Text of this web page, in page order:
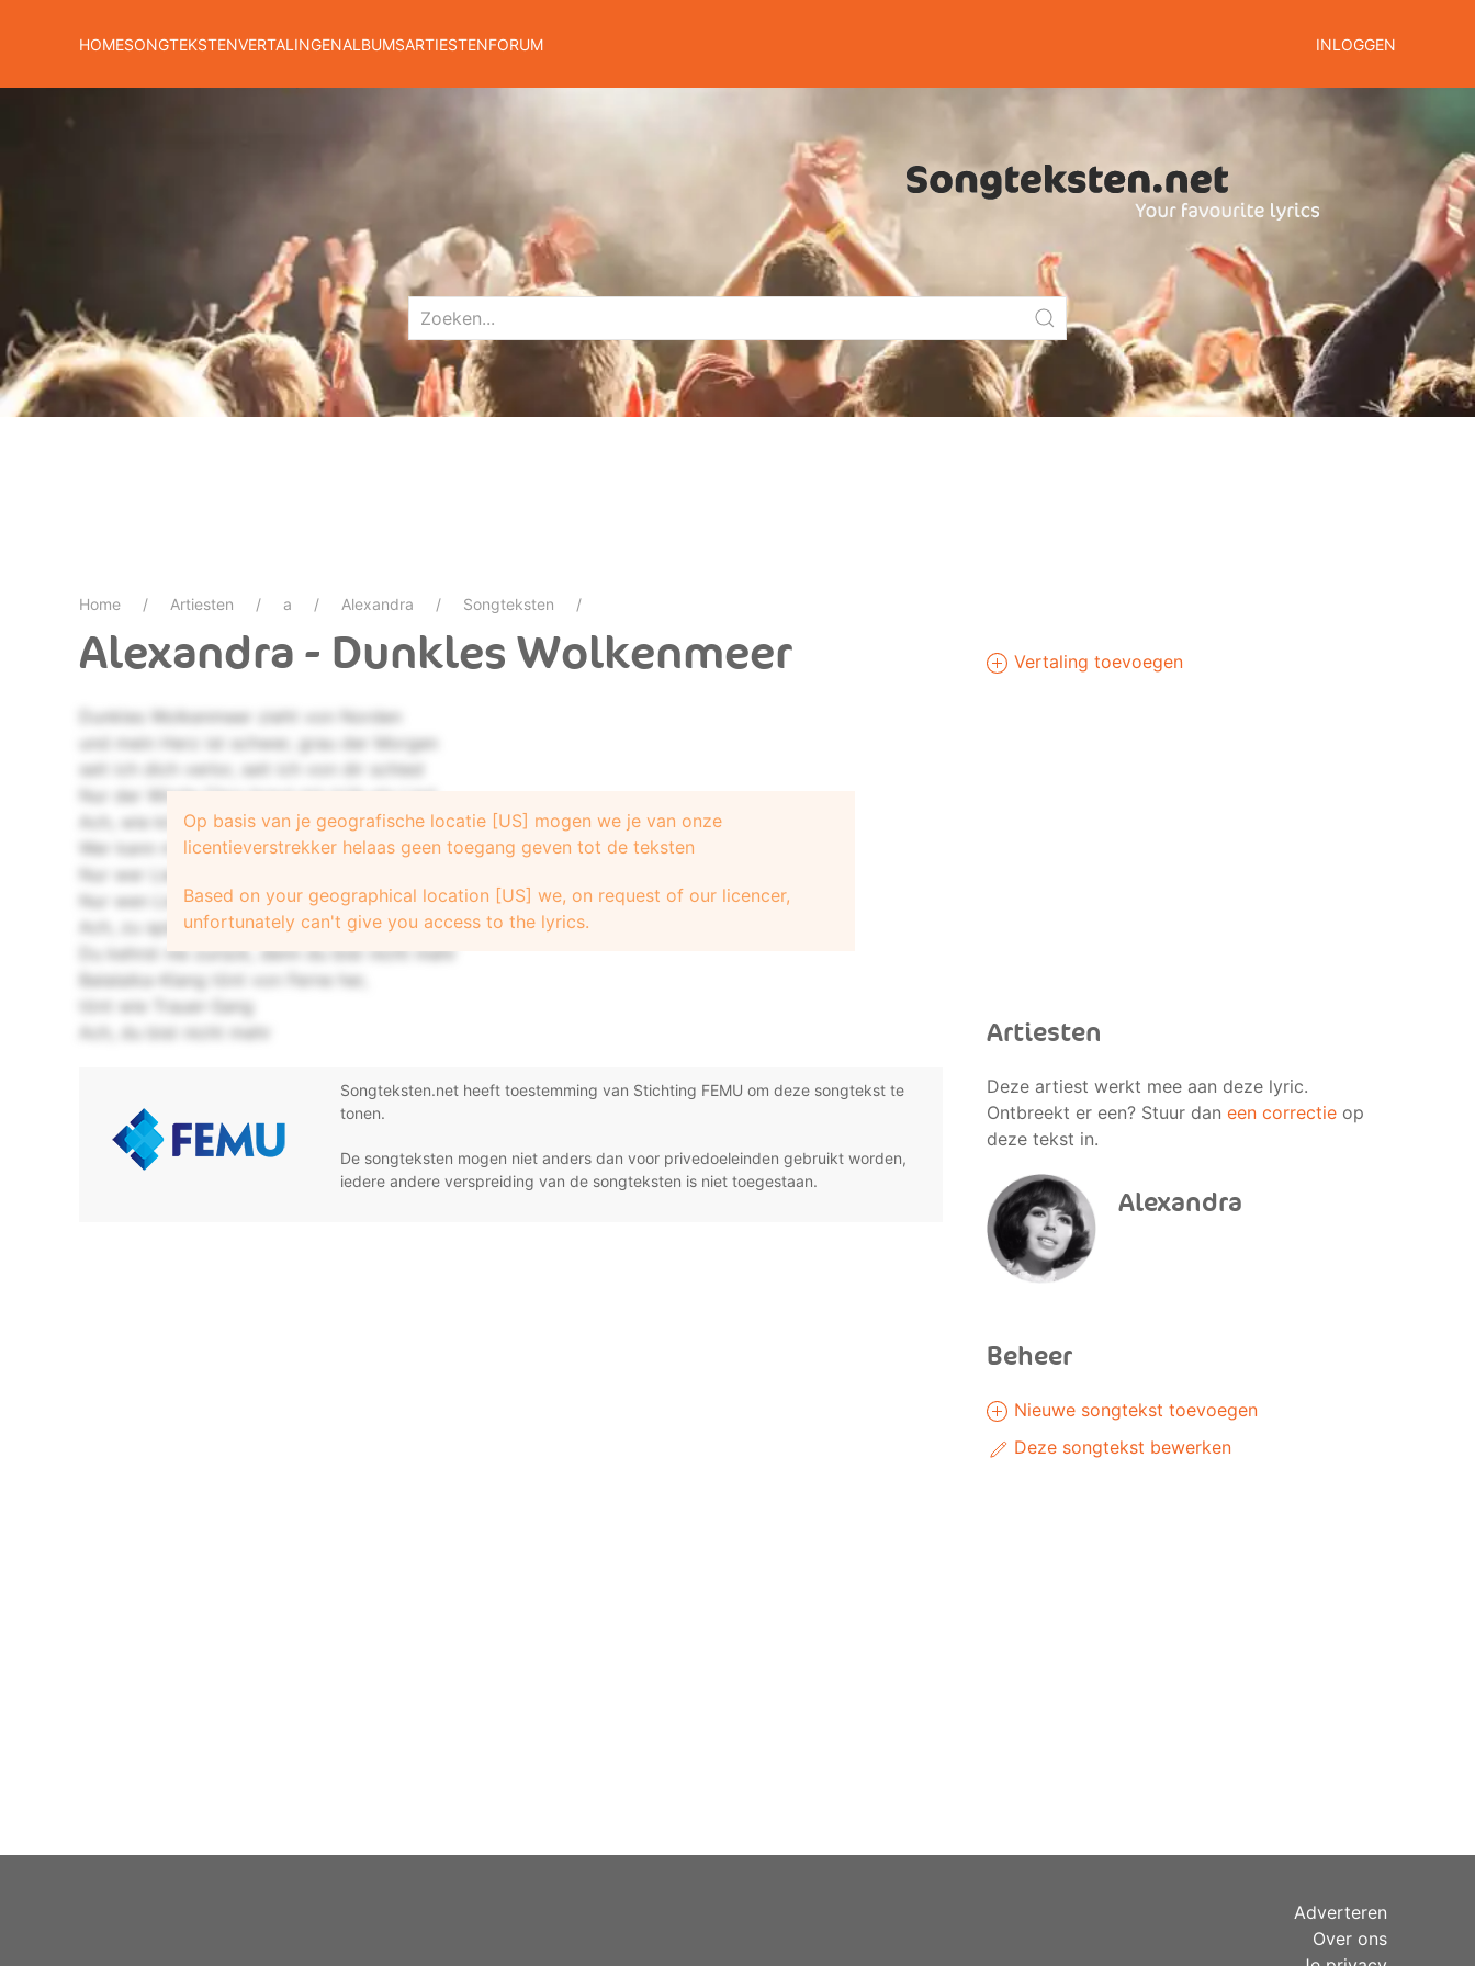
HOMESONGTEKSTENVERTALINGENALBUMSARTIESTENFORUM INLOGGEN
Home Artiesten a Alexandra Songteksten
Alexandra - Dunkles Wolkenmeer
Dunkles Wolkenmeer zieht von Norden
und mein Herz ist schwer, grau der Morgen
seit ich dich verlor, seit ich von dir schied
Nur der Winde Chor braut mir trüb ein Lied
Ach, wie könnte ich dich vergessen?
Wer kann meine Qual ganz ermessen?
Nur wer Liebe kennt, weiß was mich verbrennt
Nur wen Liebe schlug, weiß was ich ertrug
Ach, zu spät, mein Glück, irr' ich reueschwer
Du kehrst nie zurück, denn du bist nicht mehr
Balalaika-Klang tönt von Ferne her,
tönt wie Trauer-Sang
Ach, du bist nicht mehr
Op basis van je geografische locatie [US] mogen we je van onze
licentieverstrekker helaas geen toegang geven tot de teksten
Based on your geographical location [US] we, on request of our licencer,
unfortunately can't give you access to the lyrics.
Songteksten.net heeft toestemming van Stichting FEMU om deze songtekst te
tonen.
De songteksten mogen niet anders dan voor privedoeleinden gebruikt worden,
iedere andere verspreiding van de songteksten is niet toegestaan.
Vertaling toevoegen
Artiesten
Deze artiest werkt mee aan deze lyric.
Ontbreekt er een? Stuur dan een correctieop
deze tekst in.
Alexandra
Beheer
Nieuwe songtekst toevoegen
Deze songtekst bewerken
Adverteren
Over ons